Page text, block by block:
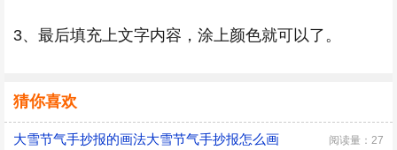
3、最后填充上文字内容，涂上颜色就可以了。
猜你喜欢
大雪节气手抄报的画法大雪节气手抄报怎么画 阅读量：27